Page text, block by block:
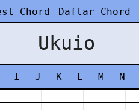
Chord Daftar Chord
Ukuio
I J K L M N